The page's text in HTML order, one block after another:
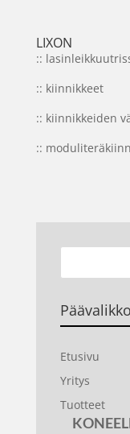
LIXON
::
:: kiinnikkeet
:: kiinnikkeiden
::
Päävalikko
Etusivu
Yritys
Tuotteet